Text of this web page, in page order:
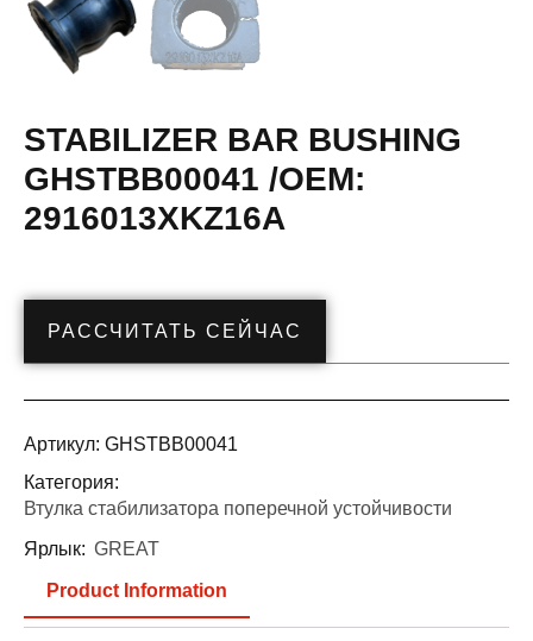
STABILIZER BAR BUSHING
GHSTBB00041 /OEM:
2916013XKZ16A
РАССЧИТАТЬ СЕЙЧАС
Артикул: GHSTBB00041
Категория:
Втулка стабилизатора поперечной устойчивости
Ярлык: GREAT
Product Information